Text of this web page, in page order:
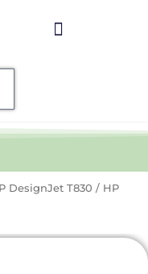
DesignJet T830 / HP